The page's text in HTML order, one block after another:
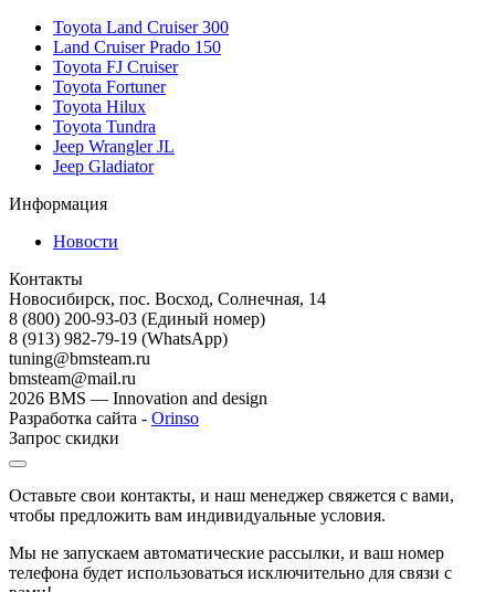
Toyota Land Cruiser 300
Land Cruiser Prado 150
Toyota FJ Cruiser
Toyota Fortuner
Toyota Hilux
Toyota Tundra
Jeep Wrangler JL
Jeep Gladiator
Информация
Новости
Контакты
Новосибирск, пос. Восход, Солнечная, 14
8 (800) 200-93-03 (Единый номер)
8 (913) 982-79-19 (WhatsApp)
tuning@bmsteam.ru
bmsteam@mail.ru
2026 BMS — Innovation and design
Разработка сайта - Orinso
Запрос скидки
Оставьте свои контакты, и наш менеджер свяжется с вами,
чтобы предложить вам индивидуальные условия.
Мы не запускаем автоматические рассылки, и ваш номер
телефона будет использоваться исключительно для связи с